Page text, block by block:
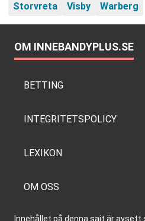
Storvreta
Visby Warberg
OM INNEBANDYPLUS.SE
BETTING
INTEGRITETSPOLICY
LEXIKON
OM OSS
Innehållet på denna sajt är